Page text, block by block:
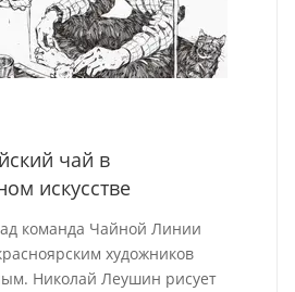
чай в
искусстве
команда Чайной Линии
художников
Николай Леушин рисует